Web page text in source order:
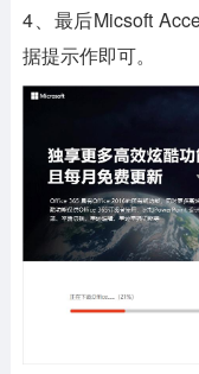
4、最后Micsoft
据提示作即可。